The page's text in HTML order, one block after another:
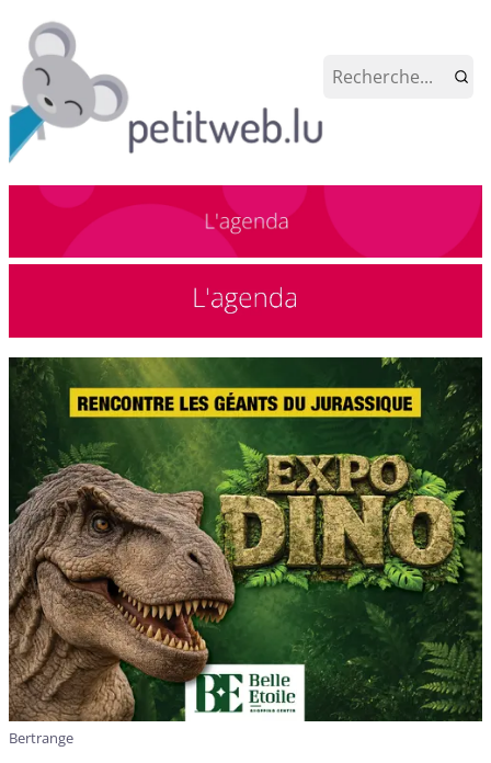
Bertrange